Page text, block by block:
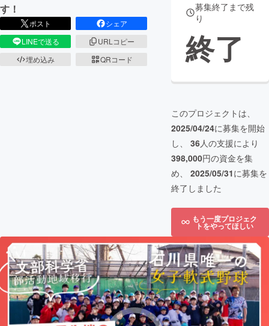
す！
ポスト
シェア
LINEで送る
URLコピー
埋め込み
QRコード
募集終了まで残
り
終了
このプロジェクトは、
2025/04/24に募集を開始
し、 36人の支援により
398,000円の資金を集
め、 2025/05/31に募集を
終了しました
もう一度プロジェク
トをやってほしい